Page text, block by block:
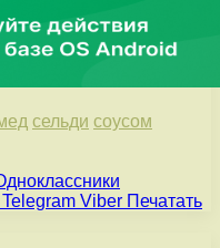
сельди соусом
Telegram Viber Печатать